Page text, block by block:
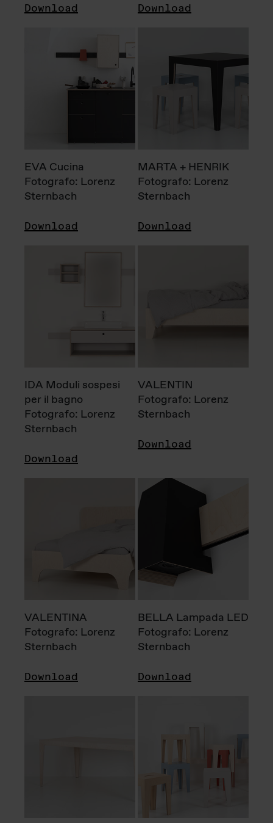
Download Download
EVA Cucina
Fotografo: Lorenz
Sternbach
Download
MARTA + HENRIK
Fotografo: Lorenz
Sternbach
Download
IDA Moduli sospesi
per il bagno
Fotografo: Lorenz
Sternbach
Download
VALENTIN
Fotografo: Lorenz
Sternbach
Download
VALENTINA
Fotografo: Lorenz
Sternbach
Download
BELLA Lampada LED
Fotografo: Lorenz
Sternbach
Download